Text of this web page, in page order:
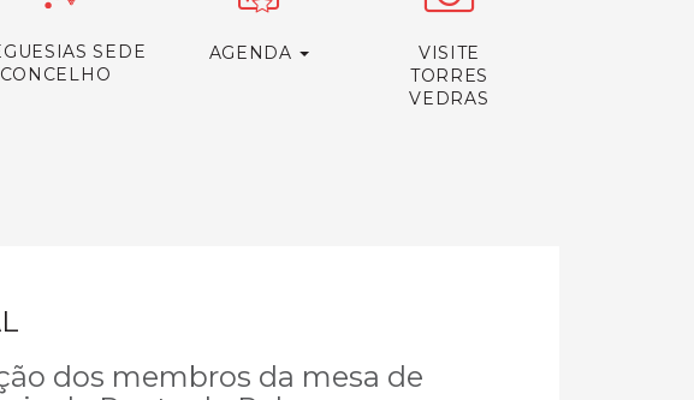
SEDE
CONCELHO
AGENDA
VISITE
TORRES
VEDRAS
dos membros da mesa de